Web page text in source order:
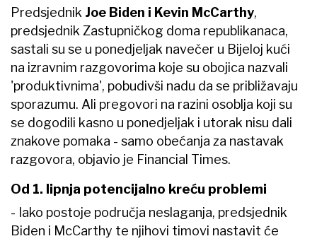
Predsjednik Joe Biden i Kevin McCarthy,
predsjednik Zastupničkog doma republikanaca,
sastali su se u ponedjeljak navečer u Bijeloj kući
na izravnim razgovorima koje su obojica nazvali
'produktivnima', pobudivši nadu da se približavaju
sporazumu. Ali pregovori na razini osoblja koji su
se dogodili kasno u ponedjeljak i utorak nisu dali
znakove pomaka - samo obećanja za nastavak
razgovora, objavio je Financial Times.
Od 1. lipnja potencijalno kreću problemi
- Iako postoje područja neslaganja, predsjednik
Biden i McCarthy te njihovi timovi nastavit će